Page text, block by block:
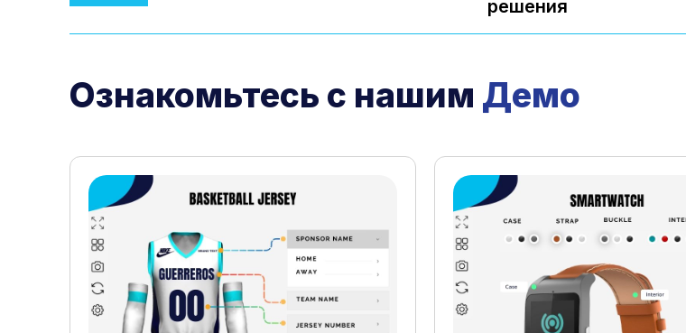
решения
Ознакомьтесь с нашим Демо